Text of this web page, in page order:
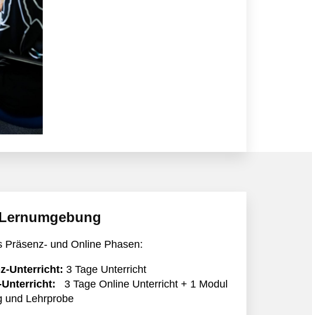
Präsenz- und Online Phasen:
Unterricht: 3 Tage Unterricht
3 Tage Online Unterricht + 1 Modul
und Lehrprobe